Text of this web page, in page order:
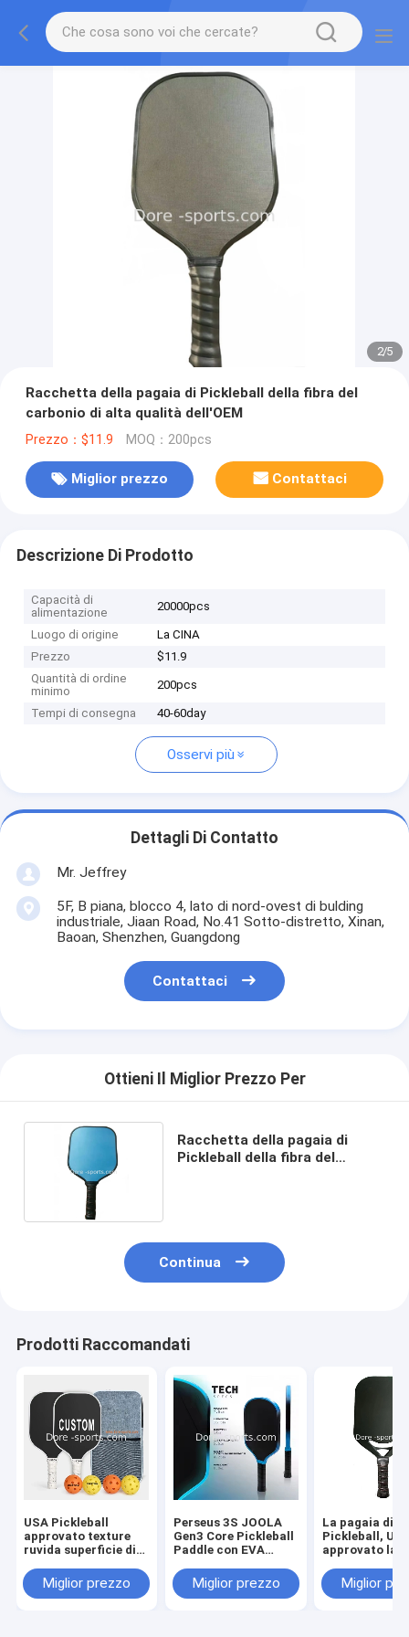
2/5
Racchetta della pagaia di Pickleball della fibra del
carbonio di alta qualità dell'OEM
Prezzo：$11.9 MOQ：200pcs
Miglior prezzo Contattaci
Descrizione Di Prodotto
Capacità di
alimentazione
20000pcs
Luogo di origine
La CINA
Prezzo
$11.9
Quantità di ordine
minimo
200pcs
Tempi di consegna 40-60day
Osservi più
Dettagli Di Contatto
Mr. Jeffrey
5F, B piana, blocco 4, lato di nord-ovest di bulding
industriale, Jiaan Road, No.41 Sotto-distretto, Xinan,
Baoan, Shenzhen, Guangdong
Contattaci
Ottieni Il Miglior Prezzo Per
Racchetta della pagaia di
Pickleball della fibra del
Continua
Prodotti Raccomandati
USA Pickleball
approvato texture
ruvida superficie di
cuscinato perforato
contorno presa
Miglior prezzo
Perseus 3S JOOLA
Gen3 Core Pickleball
Paddle con EVA
Change Edge,Alta
resilienza PP
Miglior prezzo
La pagaia di
Pickleball,
approvato la
della grafite/
l'insieme, il
Miglior